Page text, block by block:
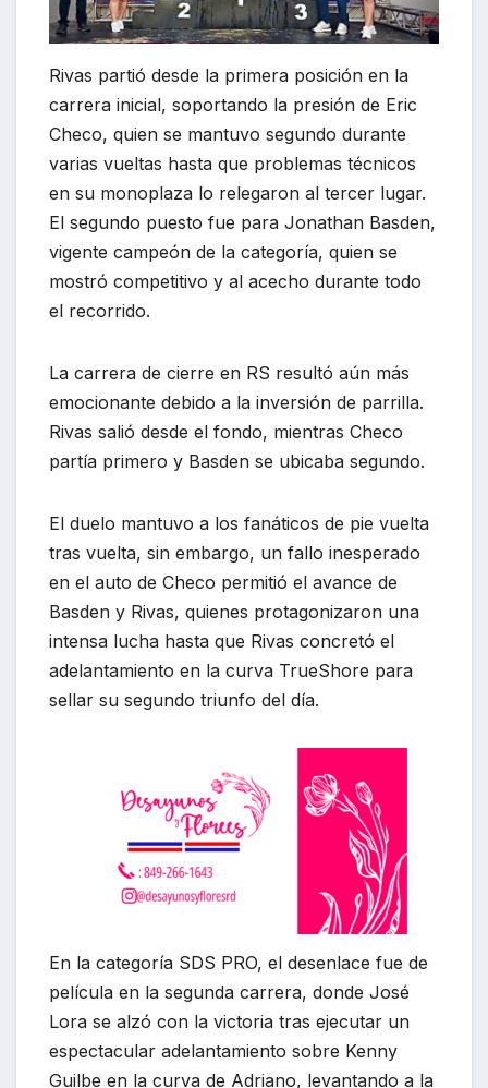
Rivas partió desde la primera posición en la
carrera inicial, soportando la presión de Eric
Checo, quien se mantuvo segundo durante
varias vueltas hasta que problemas técnicos
en su monoplaza lo relegaron al tercer lugar.
El segundo puesto fue para Jonathan Basden,
vigente campeón de la categoría, quien se
mostró competitivo y al acecho durante todo
el recorrido.
La carrera de cierre en RS resultó aún más
emocionante debido a la inversión de parrilla.
Rivas salió desde el fondo, mientras Checo
partía primero y Basden se ubicaba segundo.
El duelo mantuvo a los fanáticos de pie vuelta
tras vuelta, sin embargo, un fallo inesperado
en el auto de Checo permitió el avance de
Basden y Rivas, quienes protagonizaron una
intensa lucha hasta que Rivas concretó el
adelantamiento en la curva TrueShore para
sellar su segundo triunfo del día.
En la categoría SDS PRO, el desenlace fue de
película en la segunda carrera, donde José
Lora se alzó con la victoria tras ejecutar un
espectacular adelantamiento sobre Kenny
Guilbe en la curva de Adriano, levantando a la